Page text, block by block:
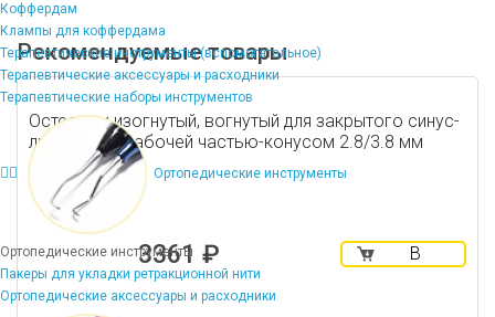
Коффердам
Клампы для коффердама
Терапевтические инструменты (вспомогательное)
Терапевтические аксессуары и расходники
Терапевтические наборы инструментов
Ортопедические инструменты
Ортопедические инструменты
Пакеры для укладки ретракционной нити
Ортопедические аксессуары и расходники
Рекомендуемые товары
Остеотом изогнутый, вогнутый для закрытого синус-
лифтинга, с рабочей частью-конусом 2.8/3.8 мм
3361 ₽
В